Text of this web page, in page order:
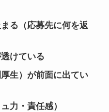
まる（応募先に何を返
けている
生）が前面に出てい
力・責任感）